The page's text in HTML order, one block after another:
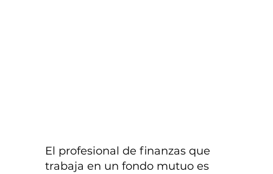
El profesional de finanzas que
trabaja en un fondo mutuo es